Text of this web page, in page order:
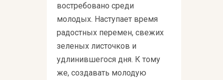
востребовано среди
молодых. Наступает время
радостных перемен, свежих
зеленых листочков и
удлинившегося дня. К тому
же, создавать молодую